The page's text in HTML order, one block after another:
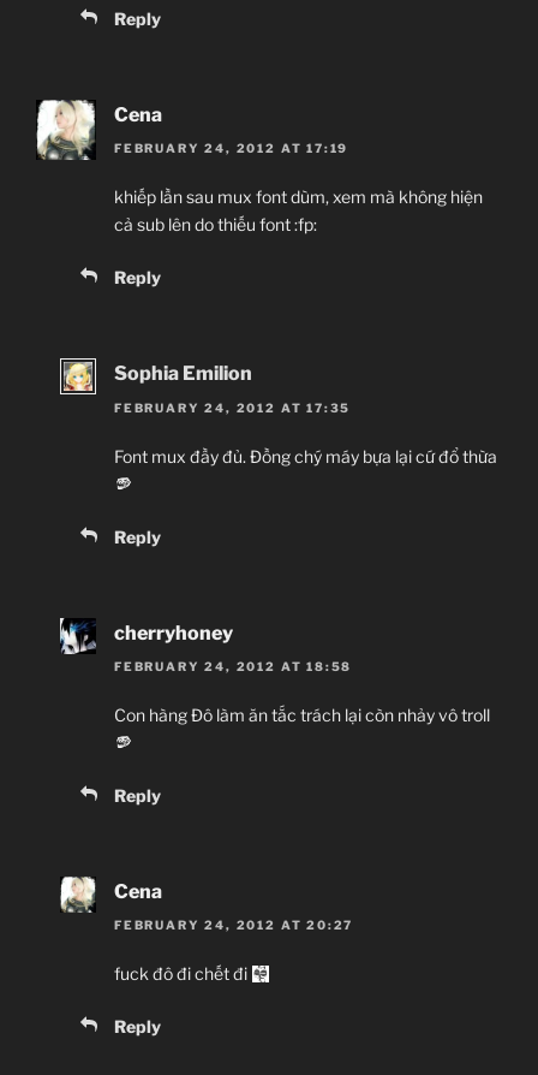
Reply
Cena
FEBRUARY 24, 2012 AT 17:19
khiếp lần sau mux font dùm, xem mà không hiện
cả sub lên do thiếu font :fp:
Reply
Sophia Emilion
FEBRUARY 24, 2012 AT 17:35
Font mux đầy đủ. Đồng chý máy bựa lại cứ đổ thừa
Reply
cherryhoney
FEBRUARY 24, 2012 AT 18:58
Con hàng Đô làm ăn tắc trách lại còn nhảy vô troll
Reply
Cena
FEBRUARY 24, 2012 AT 20:27
fuck đô đi chết đi
Reply